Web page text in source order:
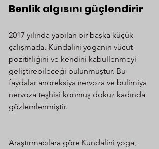
Benlik algısını güçlendirir
2017 yılında yapılan bir başka küçük
çalışmada, Kundalini yoganın vücut
pozitifliğini ve kendini kabullenmeyi
geliştirebileceği bulunmuştur. Bu
faydalar anoreksiya nervoza ve bulimiya
nervoza teşhisi konmuş dokuz kadında
gözlemlenmiştir.
Araştırmacılara göre Kundalini yoga,